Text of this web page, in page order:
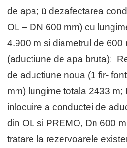
de apa; ü dezafectarea
OL – DN 600 mm) cu
4.900 m si diametrul de 600
(aductiune de apa bruta);
de aductiune noua (1 fir-
mm) lungime totala 2433 m;
inlocuire a conductei de
din OL si PREMO, Dn 600
tratare la rezervoarele